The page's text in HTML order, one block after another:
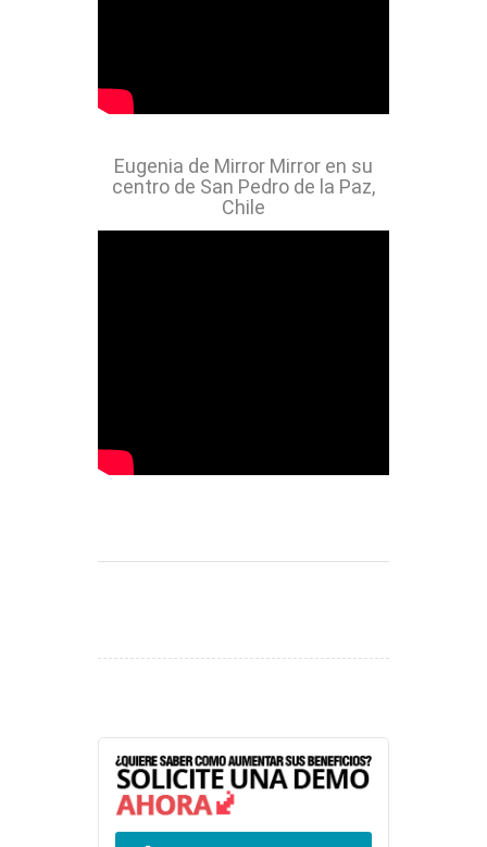
Eugenia de Mirror Mirror en su
centro de San Pedro de la Paz,
Chile